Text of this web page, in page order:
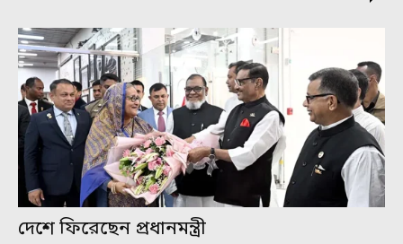
দেশে ফিরেছেন প্রধানমন্ত্রী